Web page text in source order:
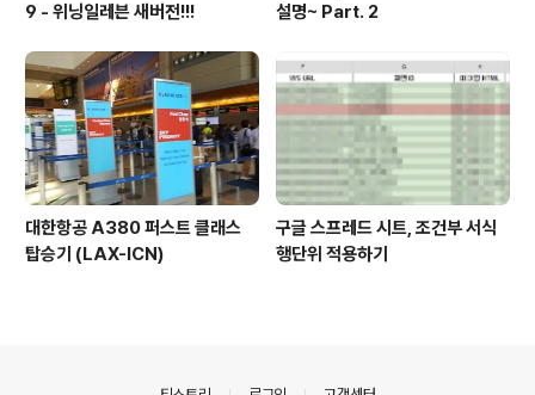
9 - 위닝일레븐 새버전!!!
설명~ Part. 2
대한항공 A380 퍼스트 클래스
탑승기 (LAX-ICN)
구글 스프레드 시트, 조건부 서식
행단위 적용하기